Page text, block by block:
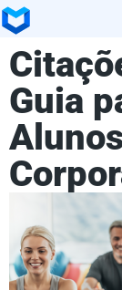
Guia